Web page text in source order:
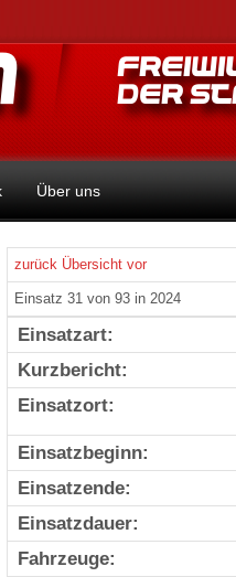
Über uns
zurück Übersicht vor
Einsatz 31 von 93 in 2024
Einsatzart:
Kurzbericht:
Einsatzort:
Einsatzbeginn:
Einsatzende:
Einsatzdauer:
Fahrzeuge: